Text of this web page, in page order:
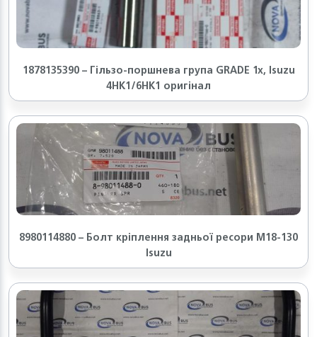
1878135390 – Гільзо-поршнева група GRADE 1x, Isuzu
4HK1/6HK1 оригінал
8980114880 – Болт кріплення задньої ресори М18-130
Isuzu